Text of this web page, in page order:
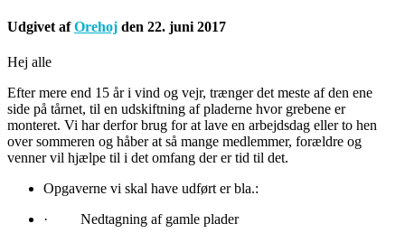
Udgivet afOrehoj den 22. juni 2017
Hej alle
Efter mere end 15 år i vind og vejr, trænger det meste af den ene
side på tårnet, til en udskiftning af pladerne hvor grebene er
monteret. Vi har derfor brug for at lave en arbejdsdag eller to hen
over sommeren og håber at så mange medlemmer, forældre og
venner vil hjælpe til i det omfang der er tid til det.
Opgaverne vi skal have udført er bla.:
·
Nedtagning af gamle plader